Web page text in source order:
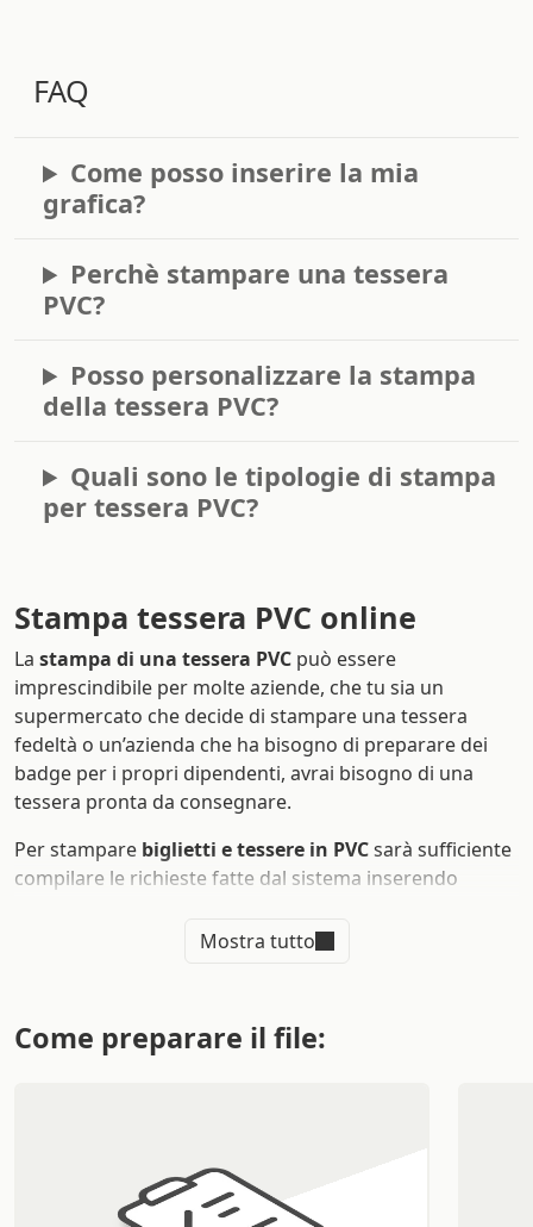
FAQ
Come posso inserire la mia
grafica?
Perchè stampare una tessera
PVC?
Posso personalizzare la stampa
della tessera PVC?
Quali sono le tipologie di stampa
per tessera PVC?
Stampa tessera PVC online
La stampa di una tessera PVC può essere
imprescindibile per molte aziende, che tu sia un
supermercato che decide di stampare una tessera
fedeltà o un’azienda che ha bisogno di preparare dei
badge per i propri dipendenti, avrai bisogno di una
tessera pronta da consegnare.
Per stampare biglietti e tessere in PVCsarà sufficiente
compilare le richieste fatte dal sistema inserendo
fronte/retro, una volta fatto potrete procedere
banda magnetica che riesca a interagire con i
macchinari della vostra azienda. Il servizio di
Quali sono i vantaggi di
stampare su tessera PVC
Mostra tutto
Come preparare il file: